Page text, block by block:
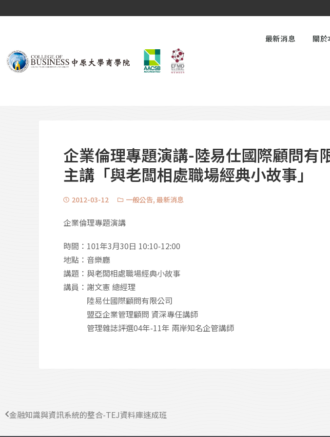
最新消息 關於
企業倫理專題演講-陸易仕國際顧問有
主講「與老闆相處職場經典小故事」
2012-03-12 一般公告, 最新消息
企業倫理專題演講
時間：101年3月30日 10:10-12:00
地點：音樂廳
講題：與老闆相處職場經典小故事
講員：謝文憲 總經理
陸易仕國際顧問有限公司
盟亞企業管理顧問 資深專任講師
管理雜誌評選04年-11年 兩岸知名企管講師
金融知識與資訊系統的整合-TEJ資料庫速成班